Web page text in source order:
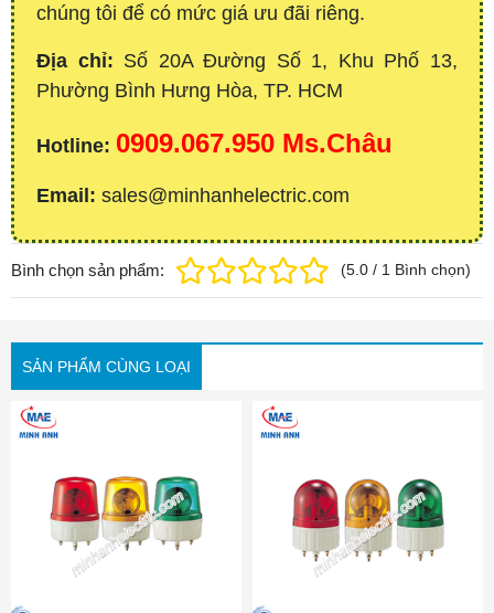
chúng tôi để có mức giá ưu đãi riêng.
Địa chỉ: Số 20A Đường Số 1, Khu Phố 13,
Phường Bình Hưng Hòa, TP. HCM
Hotline: 0909.067.950 Ms.Châu
Email: sales@minhanhelectric.com
Bình chọn sản phẩm: (5.0 / 1 Bình chọn)
SẢN PHẨM CÙNG LOẠI